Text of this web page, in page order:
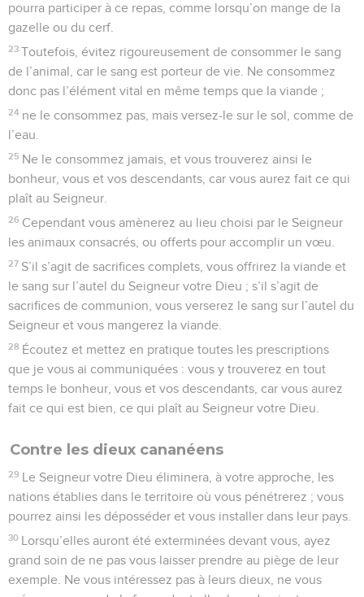
pourra participer à ce repas, comme lorsqu’on mange de la
gazelle ou du cerf.
23 Toutefois, évitez rigoureusement de consommer le sang
de l’animal, car le sang est porteur de vie. Ne consommez
donc pas l’élément vital en même temps que la viande ;
24 ne le consommez pas, mais versez-le sur le sol, comme de
l’eau.
25 Ne le consommez jamais, et vous trouverez ainsi le
bonheur, vous et vos descendants, car vous aurez fait ce qui
plaît au Seigneur.
26 Cependant vous amènerez au lieu choisi par le Seigneur
les animaux consacrés, ou offerts pour accomplir un vœu.
27 S’il s’agit de sacrifices complets, vous offrirez la viande et
le sang sur l’autel du Seigneur votre Dieu ; s’il s’agit de
sacrifices de communion, vous verserez le sang sur l’autel du
Seigneur et vous mangerez la viande.
28 Écoutez et mettez en pratique toutes les prescriptions
que je vous ai communiquées : vous y trouverez en tout
temps le bonheur, vous et vos descendants, car vous aurez
fait ce qui est bien, ce qui plaît au Seigneur votre Dieu.
Contre les dieux cananéens
29 Le Seigneur votre Dieu éliminera, à votre approche, les
nations établies dans le territoire où vous pénétrerez ; vous
pourrez ainsi les déposséder et vous installer dans leur pays.
30 Lorsqu’elles auront été exterminées devant vous, ayez
grand soin de ne pas vous laisser prendre au piège de leur
exemple. Ne vous intéressez pas à leurs dieux, ne vous